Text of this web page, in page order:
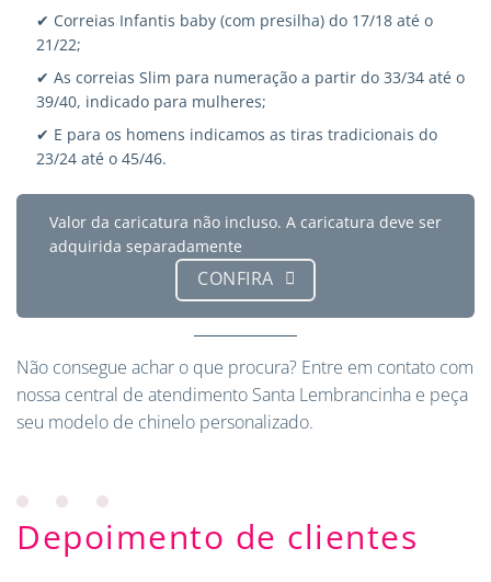
✔ Correias Infantis baby (com presilha) do 17/18 até o
21/22;
✔ As correias Slim para numeração a partir do 33/34 até o
39/40, indicado para mulheres;
✔ E para os homens indicamos as tiras tradicionais do
23/24 até o 45/46.
Valor da caricatura não incluso. A caricatura deve ser
adquirida separadamente
CONFIRA
Não consegue achar o que procura? Entre em contato com
nossa central de atendimento Santa Lembrancinha e peça
seu modelo de chinelo personalizado.
Depoimento de clientes